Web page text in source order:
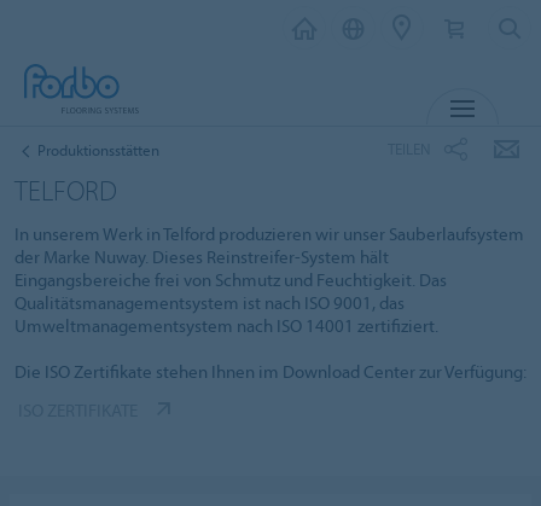
Produktionsstätten
TELFORD
In unserem Werk in Telford produzieren wir unser Sauberlaufsystem
der Marke Nuway. Dieses Reinstreifer-System hält
Eingangsbereiche frei von Schmutz und Feuchtigkeit. Das
Qualitätsmanagementsystem ist nach ISO 9001, das
Umweltmanagementsystem nach ISO 14001 zertifiziert.
Die ISO Zertifikate stehen Ihnen im Download Center zur Verfügung: